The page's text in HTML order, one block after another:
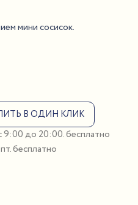
мини сосисок.
В ОДИН КЛИК
9:00 до 20:00. бесплатно
бесплатно